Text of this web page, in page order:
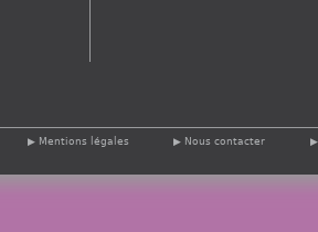
Mentions légales Nous contacter